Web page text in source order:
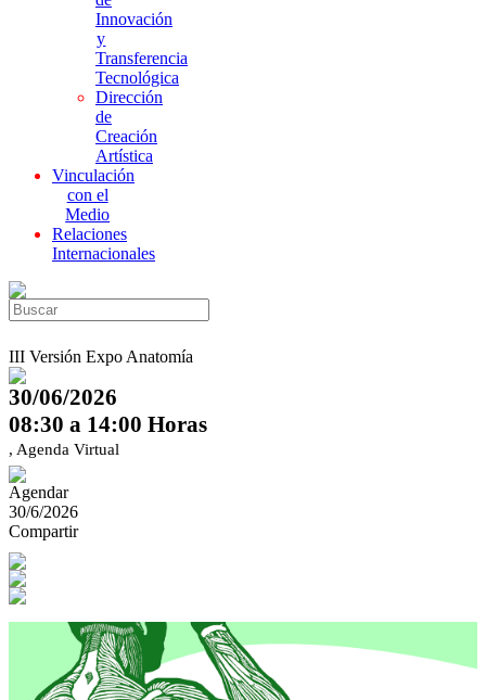
Innovación
y
Transferencia
Tecnológica
Dirección
de
Creación
Artística
Vinculación
con el
Medio
Relaciones
Internacionales
III Versión Expo Anatomía
30/06/2026
08:30 a 14:00 Horas
, Agenda Virtual
Agendar
30/6/2026
Compartir